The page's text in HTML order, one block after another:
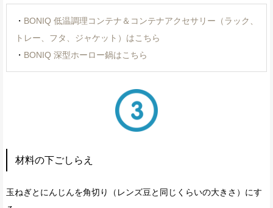
・ BONIQ 低温調理コンテナ＆コンテナアクセサリー（ラック、
トレー、フタ、ジャケット）はこちら
・ BONIQ 深型ホーロー鍋はこちら
材料の下ごしらえ
玉ねぎとにんじんを角切り（レンズ豆と同じくらいの大きさ）にす